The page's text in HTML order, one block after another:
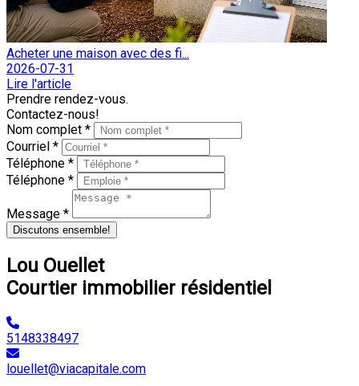
Acheter une maison avec des fi...
2026-07-31
Lire l'article
Prendre rendez-vous.
Contactez-nous!
Nom complet *
Courriel *
Téléphone *
Téléphone *
Message *
Discutons ensemble!
Lou Ouellet
Courtier immobilier résidentiel
5148338497
louellet@viacapitale.com